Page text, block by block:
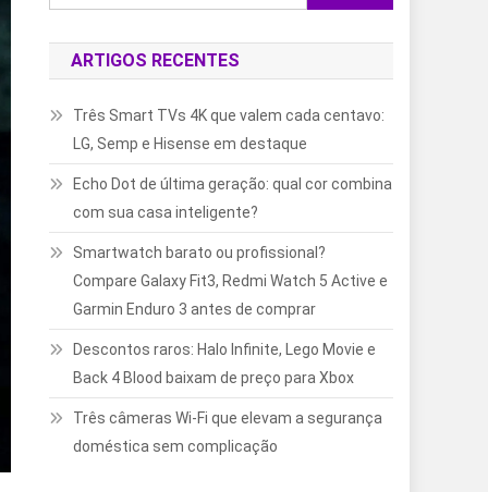
por:
ARTIGOS RECENTES
Três Smart TVs 4K que valem cada centavo:
LG, Semp e Hisense em destaque
Echo Dot de última geração: qual cor combina
com sua casa inteligente?
Smartwatch barato ou profissional?
Compare Galaxy Fit3, Redmi Watch 5 Active e
Garmin Enduro 3 antes de comprar
Descontos raros: Halo Infinite, Lego Movie e
Back 4 Blood baixam de preço para Xbox
Três câmeras Wi-Fi que elevam a segurança
doméstica sem complicação